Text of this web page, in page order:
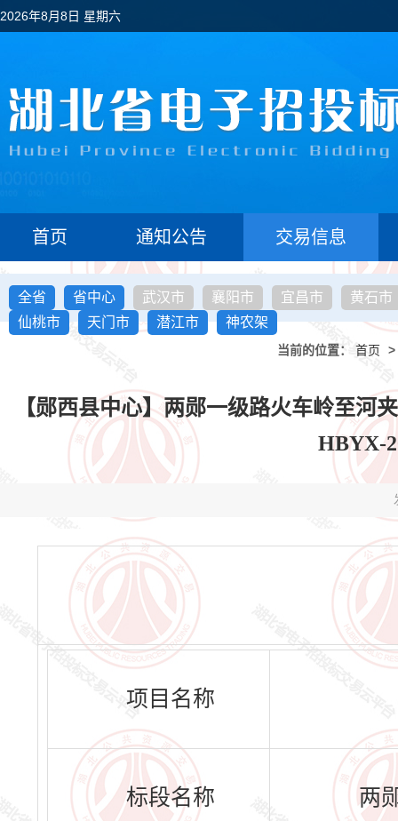
2026年8月8日 星期六
首页 通知公告 交易信息
全省 省中心 武汉市 襄阳市 宜昌市
黄石市
仙桃市
天门市 潜江市 神农架
当前的位置： 首页 >
【郧西县中心】两郧一级路火车岭至河
HBYX-
项目名称
标段名称 两